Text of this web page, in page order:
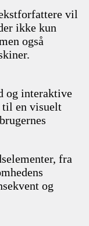
vil
ikke kun
også
og interaktive
til en visuelt
fra
og